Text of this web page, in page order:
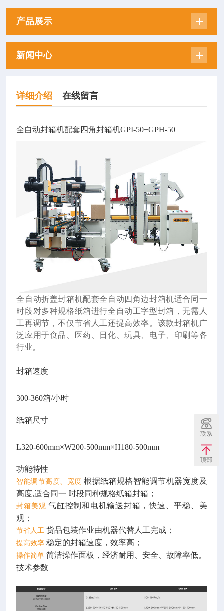
产品展示
新闻中心
详细介绍 在线留言
全自动封箱机配套四角封箱机GPI-50+GPH-50
全自动折盖封箱机配套全自动四角边封箱机适合同一
时段对多种规格纸箱进行全自动工字型封箱，无需人
工再调节，不仅节省人工还提高效率。该款封箱机广
泛应用于食品、医药、日化、玩具、电子、印刷等各
行业。
封箱速度
300-360箱/小时
纸箱尺寸
L320-600mm×W200-500mm×H180-500mm
功能特性
智能调节高度、宽度 根据纸箱规格智能调节机器宽度及
高度,适合同一 时段同种规格纸箱封箱；
封箱美观 气缸控制和电机输送封箱，快速、平稳、美
观；
节省人工 货品包装作业由机器代替人工完成；
提高效率 稳定的封箱速度，效率高；
操作简单 简洁操作面板，经济耐用、安全、故障率低。
技术参数
联系
顶部